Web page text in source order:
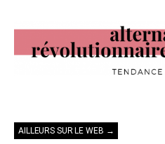
contenu
AILLEURS SUR LE WEB →